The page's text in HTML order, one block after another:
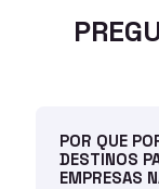
POR QUE
DESTINOS
EMPRESAS